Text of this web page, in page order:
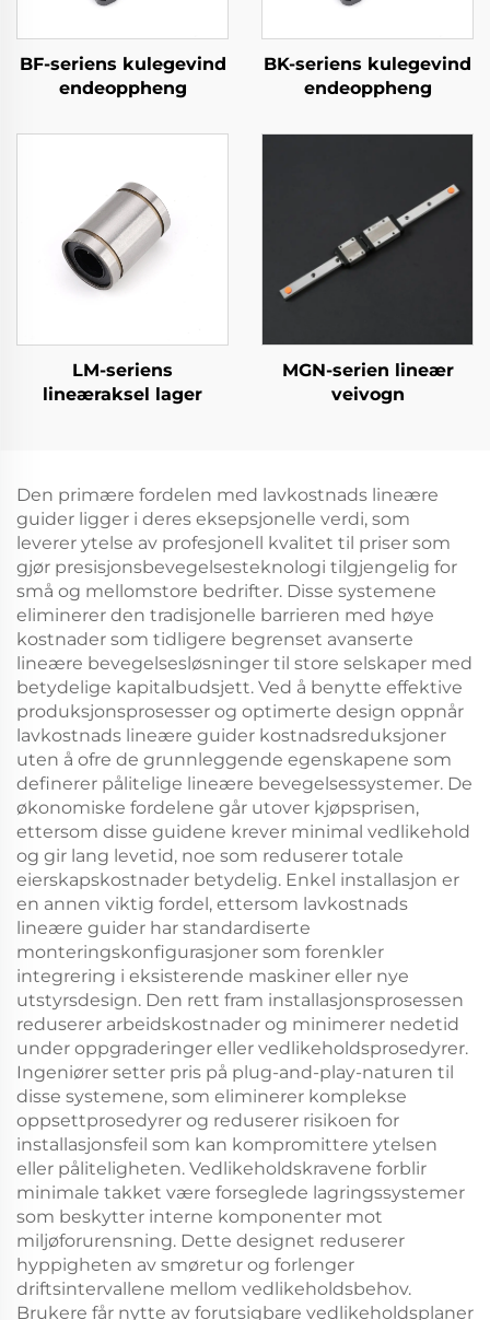
BF-seriens kulegevind
endeoppheng
BK-seriens kulegevind
endeoppheng
LM-seriens
lineæraksel lager
MGN-serien lineær
veivogn
Den primære fordelen med lavkostnads lineære
guider ligger i deres eksepsjonelle verdi, som
leverer ytelse av profesjonell kvalitet til priser som
gjør presisjonsbevegelsesteknologi tilgjengelig for
små og mellomstore bedrifter. Disse systemene
eliminerer den tradisjonelle barrieren med høye
kostnader som tidligere begrenset avanserte
lineære bevegelsesløsninger til store selskaper med
betydelige kapitalbudsjett. Ved å benytte effektive
produksjonsprosesser og optimerte design oppnår
lavkostnads lineære guider kostnadsreduksjoner
uten å ofre de grunnleggende egenskapene som
definerer pålitelige lineære bevegelsessystemer. De
økonomiske fordelene går utover kjøpsprisen,
ettersom disse guidene krever minimal vedlikehold
og gir lang levetid, noe som reduserer totale
eierskapskostnader betydelig. Enkel installasjon er
en annen viktig fordel, ettersom lavkostnads
lineære guider har standardiserte
monteringskonfigurasjoner som forenkler
integrering i eksisterende maskiner eller nye
utstyrsdesign. Den rett fram installasjonsprosessen
reduserer arbeidskostnader og minimerer nedetid
under oppgraderinger eller vedlikeholdsprosedyrer.
Ingeniører setter pris på plug-and-play-naturen til
disse systemene, som eliminerer komplekse
oppsettprosedyrer og reduserer risikoen for
installasjonsfeil som kan kompromittere ytelsen
eller påliteligheten. Vedlikeholdskravene forblir
minimale takket være forseglede lagringssystemer
som beskytter interne komponenter mot
miljøforurensning. Dette designet reduserer
hyppigheten av smøretur og forlenger
driftsintervallene mellom vedlikeholdsbehov.
Brukere får nytte av forutsigbare vedlikeholdsplaner